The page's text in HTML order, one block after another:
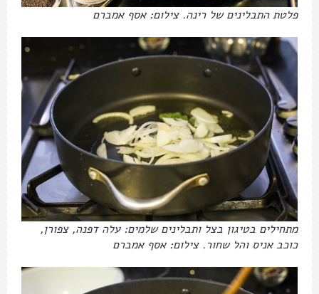
פלטת התבלינים של רינה. צילום: אסף אמברם
מתחילים בטיגון בצל ותבלינים שלמים: עלה דפנה, צפורן,
כוכב אניס והל שחור. צילום: אסף אמברם